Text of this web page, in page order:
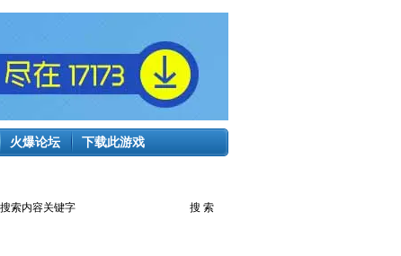
火爆论坛 下载此游戏